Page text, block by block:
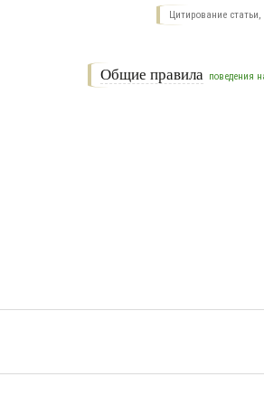
Цитирование
Общие правила поведения